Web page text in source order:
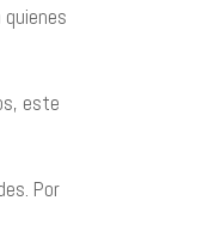
este
Por